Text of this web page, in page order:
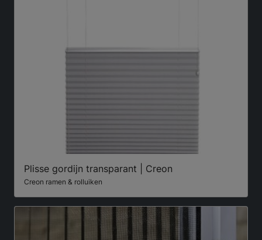
Plisse gordijn transparant | Creon
Creon ramen & rolluiken